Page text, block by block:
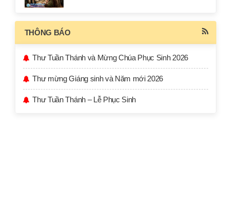
THÔNG BÁO
Thư Tuần Thánh và Mừng Chúa Phục Sinh 2026
Thư mừng Giáng sinh và Năm mới 2026
Thư Tuần Thánh – Lễ Phục Sinh